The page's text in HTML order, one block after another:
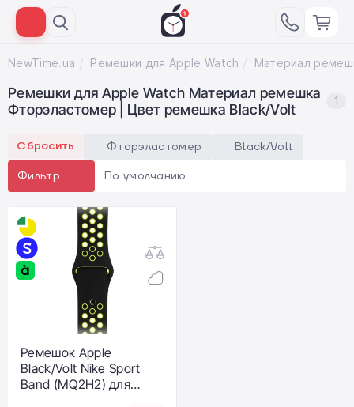
NewTime.ua Ремешки для Apple Watch
Ремешки для Apple Watch Материал ремешка
Фторэластомер | Цвет ремешка Black/Volt
1
Сбросить Фторэластомер Black/Volt
Фильтр По умолчанию
Ремешок Apple
Black/Volt Nike Sport
Band (MQ2H2) для